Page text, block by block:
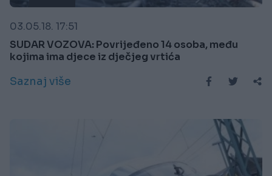
03.05.18. 17:51
SUDAR VOZOVA: Povrijeđeno 14 osoba, među
kojima ima djece iz dječjeg vrtića
Saznaj više